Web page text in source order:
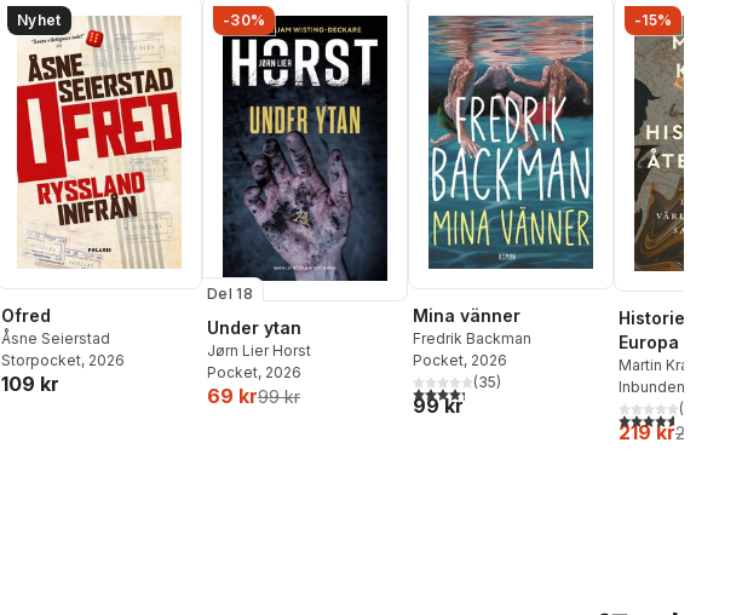
Nyhet
Ofred
Åsne Seierstad
Storpocket, 2026
109 kr
-30%
Del 18
Under ytan
Jørn Lier Horst
Pocket, 2026
69 kr99 kr
Mina vänner
Fredrik Backman
Pocket, 2026
4,3utav 5 stjärnor. Totalt antal röster:
(35)
99 kr
-15%
Historiens
Europa och
sammanbrott
Martin Kragh
Inbunden
4,6utav 5(
219 kr259 kr